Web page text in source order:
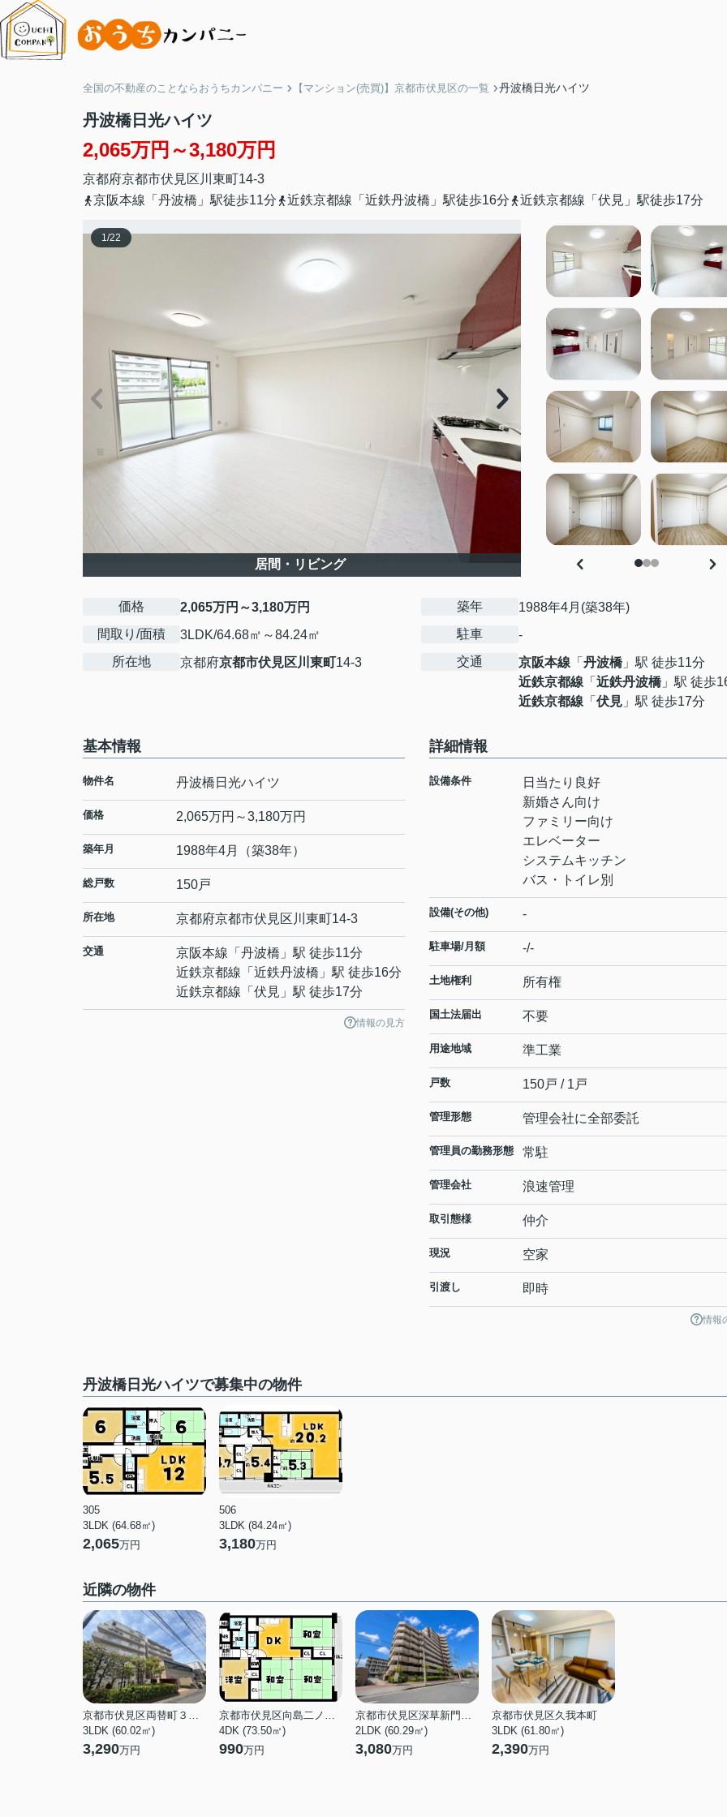
全国の不動産のことならおうちカンパニー 【マンション(売買)】京都市伏見区の一覧 丹波橋日光ハイツ
丹波橋日光ハイツ
2,065万円～3,180万円
京都府京都市伏見区 川東町14-3
京阪本線「丹波橋」駅徒歩11分
近鉄京都線「近鉄丹波橋」駅徒歩16分 近鉄京都線「伏見」駅徒歩17分
1/22
居間・リビング
価格
2,065万円～3,180万円
間取り/面積
3LDK/64.68㎡～84.24㎡
所在地
京都府京都市伏見区川東町14-3
築年
1988年4月(築38年)
駐車
-
交通
京阪本線 「 丹波橋」駅 徒歩11分
近鉄京都線 「 近鉄丹波橋」駅 徒歩
近鉄京都線 「 伏見 」駅 徒歩17分
基本情報
物件名 丹波橋日光ハイツ
価格 2,065万円～3,180万円
築年月 1988年4月（築38年）
総戸数 150戸
所在地 京都府京都市伏見区 川東町14-3
交通 京阪本線 「 丹波橋 」駅 徒歩11分
近鉄京都線 「 近鉄丹波橋 」駅 徒歩16分
近鉄京都線 「 伏見 」駅 徒歩17分
情報の見方
詳細情報
設備条件
日当たり良好
新婚さん向け
ファミリー向け
エレベーター
システムキッチン
バス・トイレ別
設備(その他) -
駐車場/月額 -/-
土地権利 所有権
国土法届出 不要
用途地域 準工業
戸数 150戸 / 1戸
管理形態 管理会社に全部委託
管理員の勤務形態 常駐
管理会社 浪速管理
取引態様 仲介
現況 空家
引渡し 即時
情報
丹波橋日光ハイツで募集中の物件
305
3LDK (64.68㎡)
2,065万円
506
3LDK (84.24㎡)
3,180万円
近隣の物件
京都市伏見区両替町３丁目
3LDK (60.02㎡)
3,290万円
京都市伏見区向島二ノ丸町
4DK (73.50㎡)
990万円
京都市伏見区深草新門丈町
2LDK (60.29㎡)
3,080万円
京都市伏見区久我本町
3LDK (61.80㎡)
2,390万円